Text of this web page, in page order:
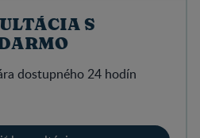
S
dostupného 24 hodín